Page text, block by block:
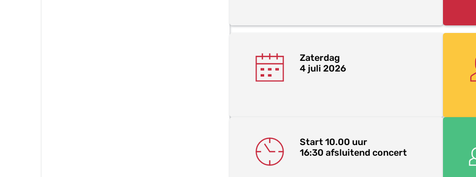
Zaterdag
4 juli 2026
Start 10.00 uur
16:30 afsluitend concert